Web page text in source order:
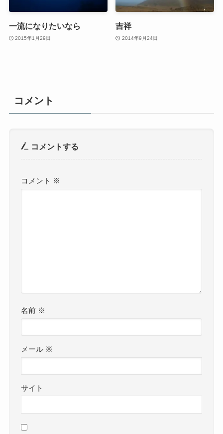
一流になりたいなら
2015年1月29日
吉祥
2014年9月24日
コメント
コメントする
コメント ※
名前 ※
メール ※
サイト